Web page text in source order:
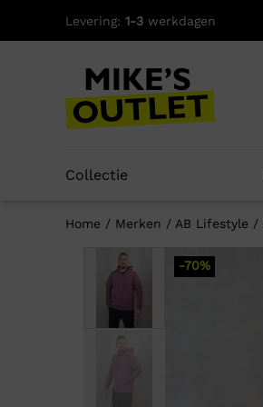
Levering: 1-3 werkdagen
Collectie
Home / Merken / AB Lifestyle /
-70%